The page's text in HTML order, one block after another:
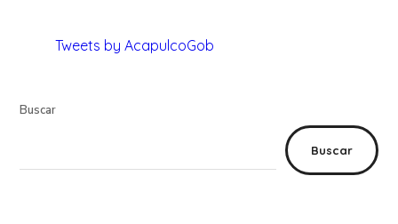
Tweets by AcapulcoGob
Buscar
Buscar